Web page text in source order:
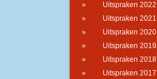
Uitspraken 2022
Uitspraken 2021
Uitspraken 2020
Uitspraken 2019
Uitspraken 2018
Uitspraken 2017